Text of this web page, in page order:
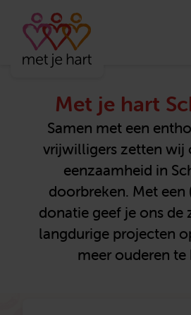
Met je hart
Samen met een
vrijwilligers zetten wij
eenzaamheid in
doorbreken. Met een
donatie geef je ons de
langdurige projecten
meer ouderen te